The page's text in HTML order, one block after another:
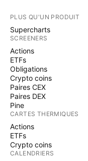
PLUS QU'UN PRODUIT
Supercharts
SCREENERS
Actions
ETFs
Obligations
Crypto coins
Paires CEX
Paires DEX
Pine
CARTES THERMIQUES
Actions
ETFs
Crypto coins
CALENDRIERS